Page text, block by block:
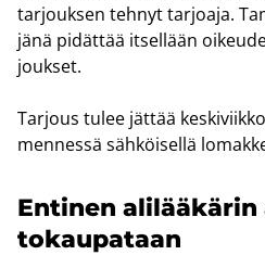
tar­jouk­sen teh­nyt tar­joa­ja.
jä­nä pi­dät­tää it­sel­lään
jouk­set.
Tar­jous tulee jät­tää
men­nes­sä säh­köi­sel­lä
En­ti­nen
to­kau­pa­taan